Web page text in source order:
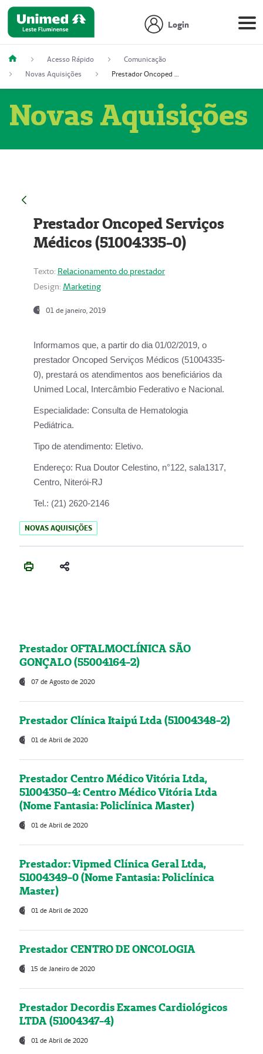
Login
Acesso Rápido
Comunicação
Novas Aquisições
Prestador Oncoped Serviços Médicos (51004335-0)
Novas Aquisições
Prestador Oncoped Serviços
Médicos (51004335-0)
Texto: Relacionamento do prestador
Design: Marketing
01 de janeiro, 2019
Informamos que, a partir do dia 01/02/2019, o
prestador Oncoped Serviços Médicos (51004335-
0), prestará os atendimentos aos beneficiários da
Unimed Local, Intercâmbio Federativo e Nacional.
Especialidade: Consulta de Hematologia
Pediátrica.
Tipo de atendimento: Eletivo.
Endereço: Rua Doutor Celestino, n°122, sala1317,
Centro, Niterói-RJ
Tel.: (21) 2620-2146
NOVAS AQUISIÇÕES
Prestador OFTALMOCLÍNICA SÃO
GONÇALO (55004164-2)
07 de Agosto de 2020
Prestador Clínica Itaipú Ltda (51004348-2)
01 de Abril de 2020
Prestador Centro Médico Vitória Ltda,
51004350-4: Centro Médico Vitória Ltda
(Nome Fantasia: Policlínica Master)
01 de Abril de 2020
Prestador: Vipmed Clínica Geral Ltda,
51004349-0 (Nome Fantasia: Policlínica
Master)
01 de Abril de 2020
Prestador CENTRO DE ONCOLOGIA
15 de Janeiro de 2020
Prestador Decordis Exames Cardiológicos
LTDA (51004347-4)
01 de Abril de 2020